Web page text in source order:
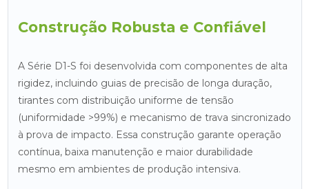
Construção Robusta e Confiável
A Série D1-S foi desenvolvida com componentes de alta
rigidez, incluindo guias de precisão de longa duração,
tirantes com distribuição uniforme de tensão
(uniformidade >99%) e mecanismo de trava sincronizado
à prova de impacto. Essa construção garante operação
contínua, baixa manutenção e maior durabilidade
mesmo em ambientes de produção intensiva.